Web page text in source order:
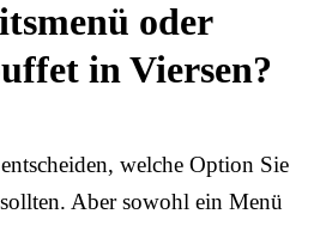
oder
in Viersen?
welche Option Sie
Aber sowohl ein Menü